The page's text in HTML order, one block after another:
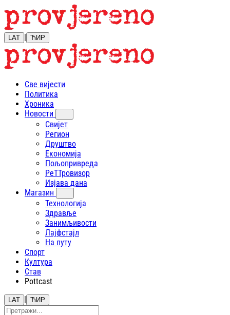
LAT | ЋИР
Све вијести
Политика
Хроника
Новости
Свијет
Регион
Друштво
Економија
Пољопривреда
РеТТровизор
Изјава дана
Магазин
Технологија
Здравље
Занимљивости
Лајфстajл
На путу
Спорт
Култура
Став
Pottcast
LAT | ЋИР